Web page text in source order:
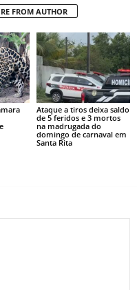
FROM AUTHOR
Ataque a tiros deixa saldo
de 5 feridos e 3 mortos
na madrugada do
domingo de carnaval em
Santa Rita